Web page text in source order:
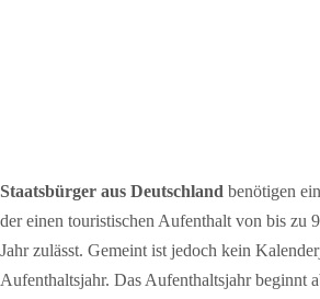
Staatsbürger aus Deutschland benötigen
der einen touristischen Aufenthalt von bis zu
Jahr zulässt. Gemeint ist jedoch kein
Aufenthaltsjahr. Das Aufenthaltsjahr beginnt